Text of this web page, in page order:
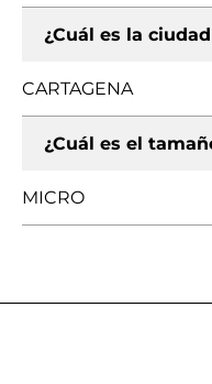
¿Cuál es la
CARTAGENA
¿Cuál es el
MICRO